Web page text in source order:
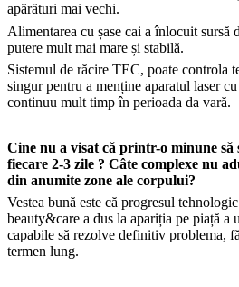
apărături mai vechi.
Alimentarea cu șase cai a înlocuit sursă
putere mult mai mare și stabilă.
Sistemul de răcire TEC, poate controla
singur pentru a menține aparatul laser
continuu mult timp în perioada da vară.
Cine nu a visat că printr-o minune să
fiecare 2-3 zile ? Câte complexe nu
din anumite zone ale corpului?
Vestea bună este că progresul
beauty&care a dus la apariția pe piață a
capabile să rezolve definitiv problema,
termen lung.